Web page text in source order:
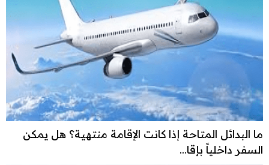
ما البدائل المتاحة إذا كانت الإقامة منتهية؟ هل يمكن
السفر داخلياً بإقا...